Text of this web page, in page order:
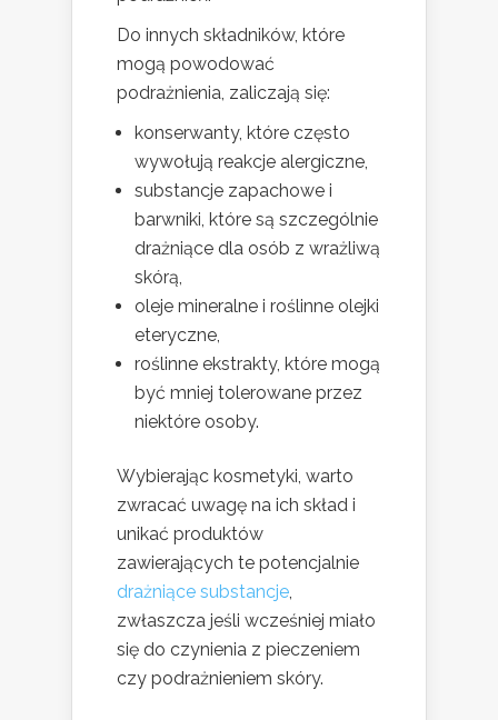
Do innych składników, które
mogą powodować
podrażnienia, zaliczają się:
konserwanty, które często
wywołują reakcje alergiczne,
substancje zapachowe i
barwniki, które są szczególnie
drażniące dla osób z wrażliwą
skórą,
oleje mineralne i roślinne olejki
eteryczne,
roślinne ekstrakty, które mogą
być mniej tolerowane przez
niektóre osoby.
Wybierając kosmetyki, warto
zwracać uwagę na ich skład i
unikać produktów
zawierających te potencjalnie
drażniące substancje,
zwłaszcza jeśli wcześniej miało
się do czynienia z pieczeniem
czy podrażnieniem skóry.